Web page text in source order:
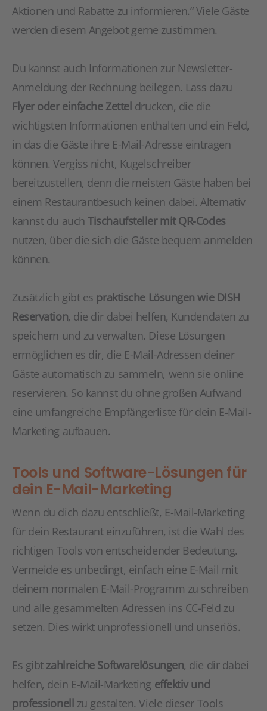
Aktionen und Rabatte zu informieren.“ Viele Gäste
werden diesem Angebot gerne zustimmen.
Du kannst auch Informationen zur Newsletter-
Anmeldung der Rechnung beilegen. Lass dazu
Flyer oder einfache Zettel drucken, die die
wichtigsten Informationen enthalten und ein Feld,
in das die Gäste ihre E-Mail-Adresse eintragen
können. Vergiss nicht, Kugelschreiber
bereitzustellen, denn die meisten Gäste haben bei
einem Restaurantbesuch keinen dabei. Alternativ
kannst du auchTischaufsteller mit QR-Codes
nutzen, über die sich die Gäste bequem anmelden
können.
Zusätzlich gibt es praktische Lösungen wie DISH
Reservation, die dir dabei helfen, Kundendaten zu
speichern und zu verwalten. Diese Lösungen
ermöglichen es dir, die E-Mail-Adressen deiner
Gäste automatisch zu sammeln, wenn sie online
reservieren. So kannst du ohne großen Aufwand
eine umfangreiche Empfängerliste für dein E-Mail-
Marketing aufbauen.
Tools und Software-Lösungen für
dein E-Mail-Marketing
Wenn du dich dazu entschließt, E-Mail-Marketing
für dein Restaurant einzuführen, ist die Wahl des
richtigen Tools von entscheidender Bedeutung.
Vermeide es unbedingt, einfach eine E-Mail mit
deinem normalen E-Mail-Programm zu schreiben
und alle gesammelten Adressen ins CC-Feld zu
setzen. Dies wirkt unprofessionell und unseriös.
Es gibt zahlreiche Softwarelösungen, die dir dabei
helfen, dein E-Mail-Marketing effektiv und
professionell zu gestalten. Viele dieser Tools